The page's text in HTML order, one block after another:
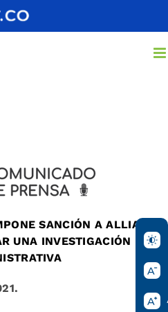
SANCIÓN A ALLIANZ
UNA INVESTIGACIÓN